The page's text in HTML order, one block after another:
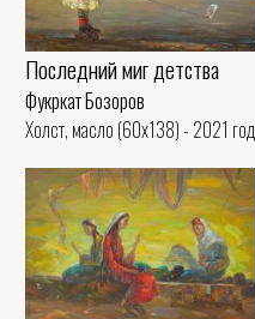
Последний миг детства
Фукркат Бозоров
Холст, масло (60x138) - 2021 год